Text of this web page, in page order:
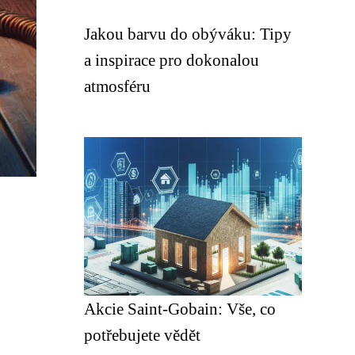
Jakou barvu do obýváku: Tipy
a inspirace pro dokonalou
atmosféru
Akcie Saint-Gobain: Vše, co
potřebujete vědět